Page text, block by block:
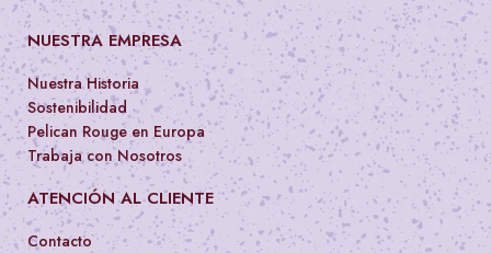
NUESTRA EMPRESA
Nuestra Historia
Sostenibilidad
Pelican Rouge en Europa
Trabaja con Nosotros
ATENCIÓN AL CLIENTE
Contacto